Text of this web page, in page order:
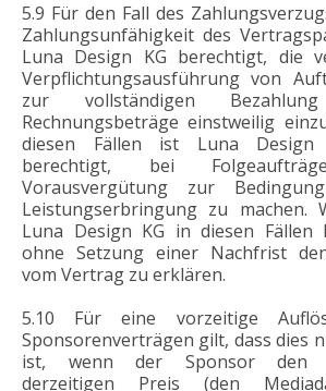
5.9 Für den Fall des
Zahlungsunfähigkeit des
Luna Design KG berechtigt, die
Verpflichtungsausführung von
zur vollständigen
Rechnungsbeträge einstweilig
diesen Fällen ist Luna Design
berechtigt, bei
Vorausvergütung zur
Leistungserbringung zu machen.
Luna Design KG in diesen Fällen
ohne Setzung einer Nachfrist
vom Vertrag zu erklären.
5.10 Für eine vorzeitige
Sponsorenverträgen gilt, dass dies
ist, wenn der Sponsor den
derzeitigen Preis (den